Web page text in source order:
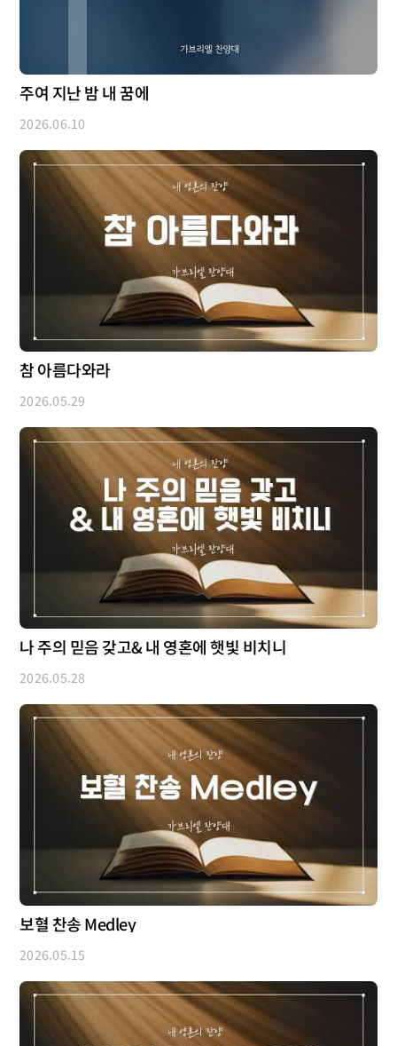
주여 지난 밤 내 꿈에
2026.06.10
참 아름다와라
2026.05.29
나 주의 믿음 갖고& 내 영혼에 햇빛 비치니
2026.05.28
보혈 찬송 Medley
2026.05.15